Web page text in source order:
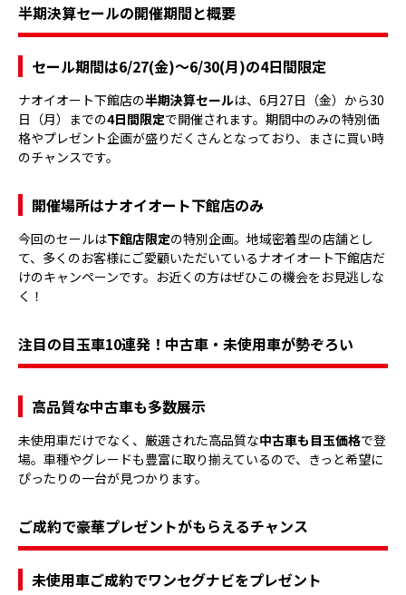
半期決算セールの開催期間と概要
セール期間は6/27(金)〜6/30(月)の4日間限定
ナオイオート下館店の半期決算セールは、6月27日（金）から30
日（月）までの4日間限定で開催されます。期間中のみの特別価
格やプレゼント企画が盛りだくさんとなっており、まさに買い時
のチャンスです。
開催場所はナオイオート下館店のみ
今回のセールは下館店限定の特別企画。地域密着型の店舗とし
て、多くのお客様にご愛顧いただいているナオイオート下館店だ
けのキャンペーンです。お近くの方はぜひこの機会をお見逃しな
く！
注目の目玉車10連発！中古車・未使用車が勢ぞろい
高品質な中古車も多数展示
未使用車だけでなく、厳選された高品質な中古車も目玉価格で登
場。車種やグレードも豊富に取り揃えているので、きっと希望に
ぴったりの一台が見つかります。
ご成約で豪華プレゼントがもらえるチャンス
未使用車ご成約でワンセグナビをプレゼント